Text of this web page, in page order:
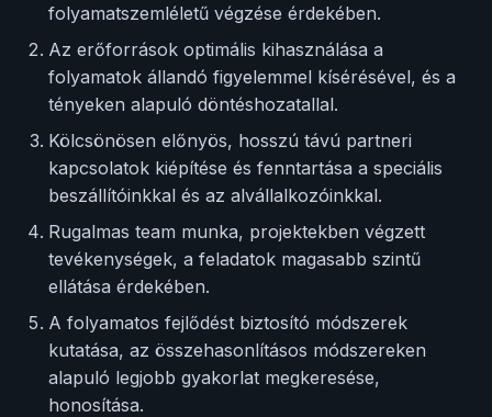
folyamatszemléletű végzése érdekében.
Az erőforrások optimális kihasználása a
folyamatok állandó figyelemmel kísérésével, és a
tényeken alapuló döntéshozatallal.
Kölcsönösen előnyös, hosszú távú partneri
kapcsolatok kiépítése és fenntartása a speciális
beszállítóinkkal és az alvállalkozóinkkal.
Rugalmas team munka, projektekben végzett
tevékenységek, a feladatok magasabb szintű
ellátása érdekében.
A folyamatos fejlődést biztosító módszerek
kutatása, az összehasonlításos módszereken
alapuló legjobb gyakorlat megkeresése,
honosítása.